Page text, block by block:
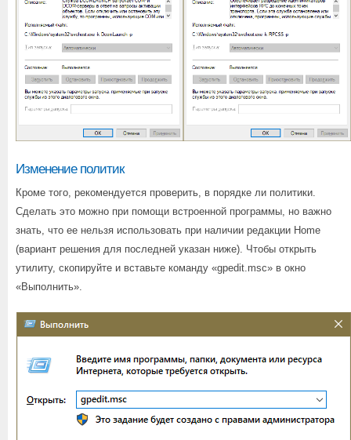
Изменение политик
Кроме того, рекомендуется проверить, в порядке ли политики.
Сделать это можно при помощи встроенной программы, но важно
знать, что ее нельзя использовать при наличии редакции Home
(вариант решения для последней указан ниже). Чтобы открыть
утилиту, скопируйте и вставьте команду «gpedit.msc» в окно
«Выполнить».